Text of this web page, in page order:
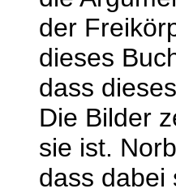
der
dieses
dass
Die Bilder
sie ist.
dass dabei